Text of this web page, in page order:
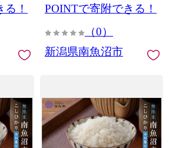
！
POINTで寄附できる！
（0）
新潟県南魚沼市